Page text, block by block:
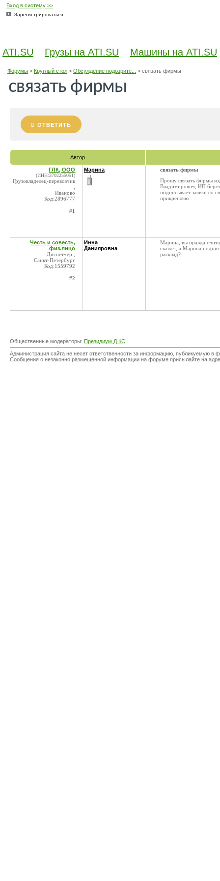
Вход в систему >>
Зарегистрироваться
ATI.SU Грузы на ATI.SU Машины на ATI.SU
Форумы> Круглый стол> Обсуждение подозрите... > связать фирмы
связать фирмы
ОТВЕТИТЬ
Автор
ГЛК, ООО
(ИНН:3702255051)
Грузовладелец-перевозчик
Иваново
Код:2896777
#1
Марина
связать фирмы
Прошу связать фирмы
Владимирович, ИП берет
подписывает заявки со
прикрепляю
Честь и совесть,
физ.лицо
Диспетчер ,
Санкт-Петербург
Код:1559792
#2
Инна
Данияровна
Марина, вы правда
скажет, а Марина
расклад?
Общественные модераторы: Президиум Д КС
Администрация сайта не несет ответственности за информацию, публикуемую
Сообщения о незаконно размещенной информации на форуме присылайте на